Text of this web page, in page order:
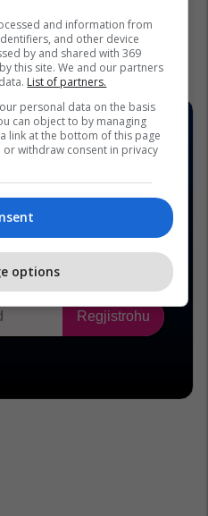
and information from
and other device
by and shared with 369
this site. We and our partners
List of partners.
personal data on the basis
can object to by managing
link at the bottom of this page
withdraw consent in privacy
options